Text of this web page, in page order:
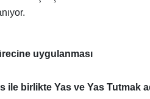
uygulanması
ile birlikte Yas ve Yas Tutmak